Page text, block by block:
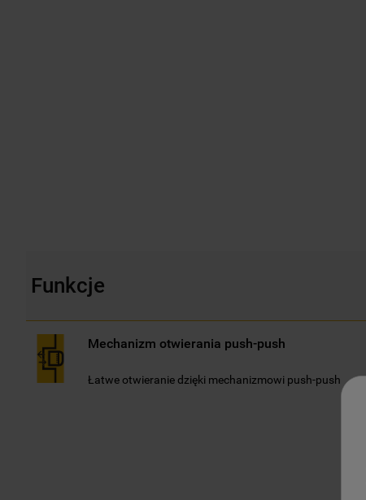
Funkcje
Mechanizm otwierania push-push
Łatwe otwieranie dzięki mechanizmowi push-push